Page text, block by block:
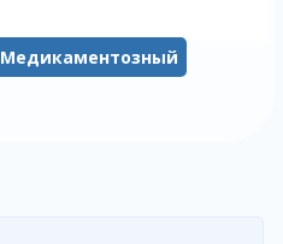
Медикаментозный